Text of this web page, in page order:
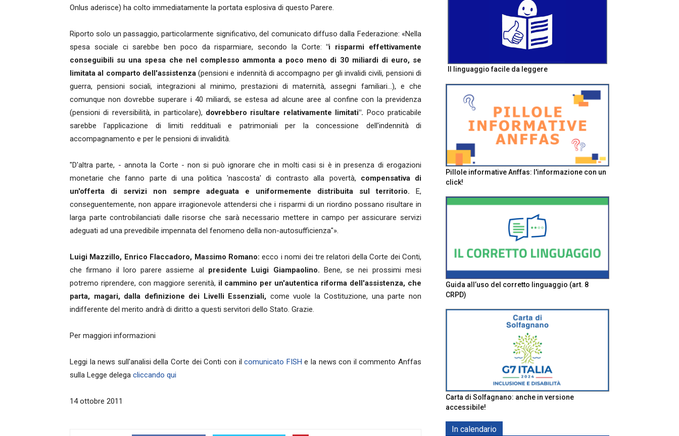
Onlus aderisce) ha colto immediatamente la portata esplosiva di questo Parere.
Riporto solo un passaggio, particolarmente significativo, del comunicato diffuso dalla Federazione: «Nella
spesa sociale ci sarebbe ben poco da risparmiare, secondo la Corte: "i risparmi effettivamente
conseguibili su una spesa che nel complesso ammonta a poco meno di 30 miliardi di euro, se
limitata al comparto dell'assistenza(pensioni e indennità di accompagno per gli invalidi civili, pensioni di
guerra, pensioni sociali, integrazioni al minimo, prestazioni di maternità, assegni familiari…), e che
comunque non dovrebbe superare i 40 miliardi, se estesa ad alcune aree al confine con la previdenza
(pensioni di reversibilità, in particolare), dovrebbero risultare relativamente limitati". Poco praticabile
sarebbe l'applicazione di limiti reddituali e patrimoniali per la concessione dell'indennità di
accompagnamento e per le pensioni di invalidità.
"D'altra parte, - annota la Corte - non si può ignorare che in molti casi si è in presenza di erogazioni
monetarie che fanno parte di una politica 'nascosta' di contrasto alla povertà, compensativa di
un'offerta di servizi non sempre adeguata e uniformemente distribuita sul territorio.
E,
conseguentemente, non appare irragionevole attendersi che i risparmi di un riordino possano risultare in
larga parte controbilanciati dalle risorse che sarà necessario mettere in campo per assicurare servizi
adeguati ad una prevedibile impennata del fenomeno della non-autosufficienza"».
Luigi Mazzillo, Enrico Flaccadoro, Massimo Romano: ecco i nomi dei tre relatori della Corte dei Conti,
che firmano il loro parere assieme al presidente Luigi Giampaolino. Bene, se nei prossimi mesi
potremo riprendere, con maggiore serenità, il cammino per un'autentica riforma dell'assistenza, che
parta, magari, dalla definizione dei Livelli Essenziali, come vuole la Costituzione, una parte non
indifferente del merito andrà di diritto a questi servitori dello Stato. Grazie.
Per maggiori informazioni
Leggi la news sull'analisi della Corte dei Conti con ilcomunicato FISH e la news con il commento Anffas
sulla Legge delega cliccando qui
14 ottobre 2011
Il linguaggio facile da leggere
Pillole informative Anffas: l'informazione con un
click!
Guida all’uso del corretto linguaggio (art. 8
CRPD)
Carta di Solfagnano: anche in versione
accessibile!
In calendario